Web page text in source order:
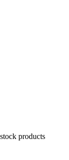
products